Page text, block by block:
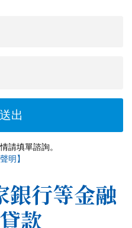
請填單諮詢。
明】
銀行等金融
款